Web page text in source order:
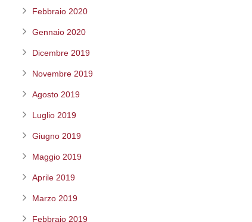
Febbraio 2020
Gennaio 2020
Dicembre 2019
Novembre 2019
Agosto 2019
Luglio 2019
Giugno 2019
Maggio 2019
Aprile 2019
Marzo 2019
Febbraio 2019